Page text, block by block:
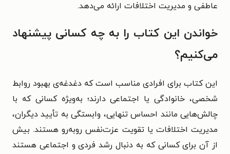
عاطفی و مدیریت اختلافات ارائه می‌دهد.
خواندن این کتاب را به چه کسانی پیشنهاد
می‌کنیم؟
این کتاب برای افرادی مناسب است که دغدغه‌ی بهبود روابط
شخصی، خانوادگی یا اجتماعی دارند؛ به‌ویژه کسانی که با
چالش‌هایی مانند احساس تنهایی، وابستگی به تأیید دیگران،
مدیریت اختلافات یا تقویت عزت‌نفس روبه‌رو هستند. بیش
از آن برای کسانی که به دنبال رشد فردی و اجتماعی هستند